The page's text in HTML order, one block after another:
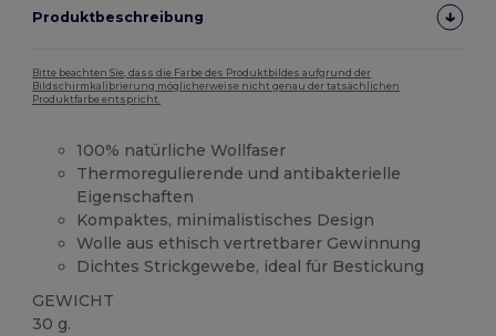
Produktbeschreibung
Bitte beachten Sie, dass die Farbe des Produktbildes aufgrund der
Bildschirmkalibrierung möglicherweise nicht genau der tatsächlichen
Produktfarbe entspricht.
100% natürliche Wollfaser
Thermoregulierende und antibakterielle
Eigenschaften
Kompaktes, minimalistisches Design
Wolle aus ethisch vertretbarer Gewinnung
Dichtes Strickgewebe, ideal für Bestickung
GEWICHT
30 g.